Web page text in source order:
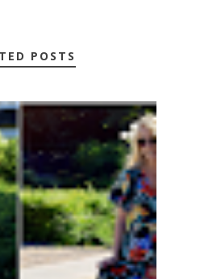
POSTS